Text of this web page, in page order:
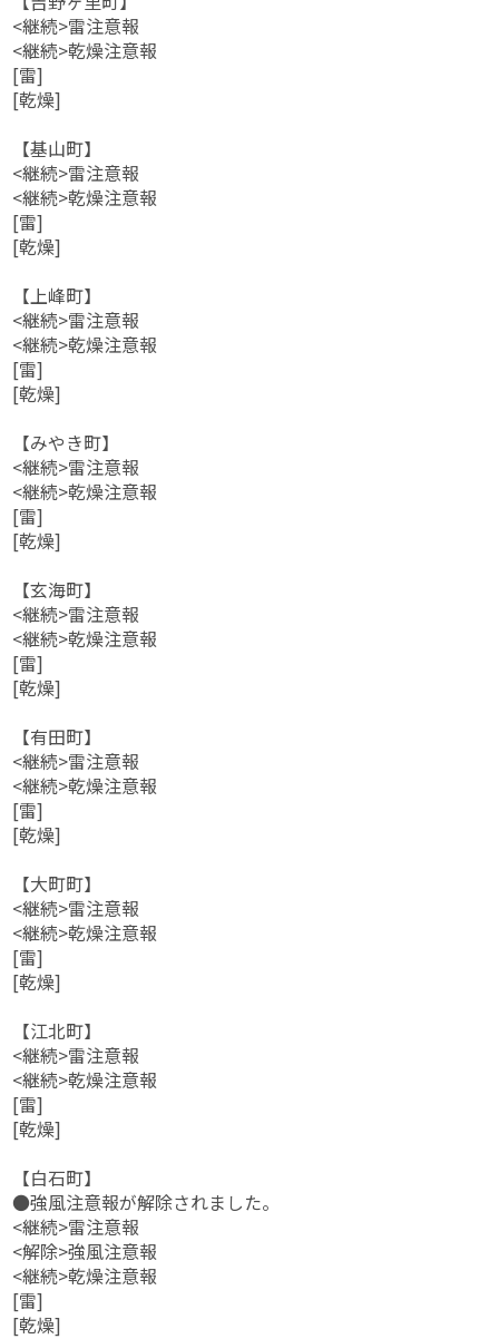
<継続>雷注意報
<継続>乾燥注意報
[雷]
[乾燥]
【基山町】
<継続>雷注意報
<継続>乾燥注意報
[雷]
[乾燥]
【上峰町】
<継続>雷注意報
<継続>乾燥注意報
[雷]
[乾燥]
【みやき町】
<継続>雷注意報
<継続>乾燥注意報
[雷]
[乾燥]
【玄海町】
<継続>雷注意報
<継続>乾燥注意報
[雷]
[乾燥]
【有田町】
<継続>雷注意報
<継続>乾燥注意報
[雷]
[乾燥]
【大町町】
<継続>雷注意報
<継続>乾燥注意報
[雷]
[乾燥]
【江北町】
<継続>雷注意報
<継続>乾燥注意報
[雷]
[乾燥]
【白石町】
●強風注意報が解除されました。
<継続>雷注意報
<解除>強風注意報
<継続>乾燥注意報
[雷]
[乾燥]